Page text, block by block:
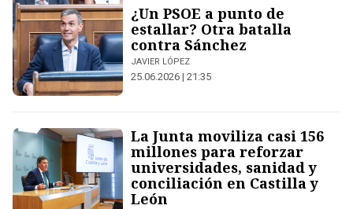
¿Un PSOE a punto de
estallar? Otra batalla
contra Sánchez
JAVIER LÓPEZ
25.06.2026 | 21:35
La Junta moviliza casi 156
millones para reforzar
universidades, sanidad y
conciliación en Castilla y
León